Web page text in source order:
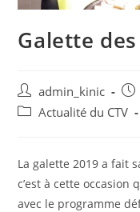
Galette
admin_kinic
Actualité du CTV
La galette 2019 a fait
c’est à cette occasion
avec le programme